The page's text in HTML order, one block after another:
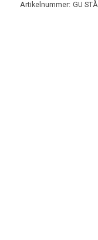
Artikelnummer: GU